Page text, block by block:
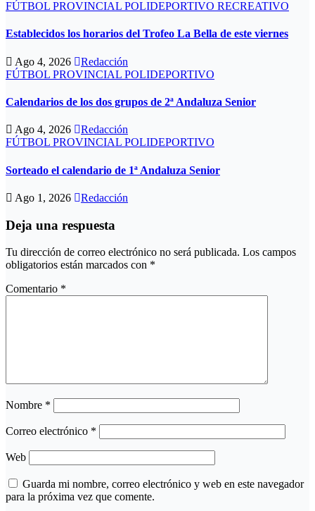
FÚTBOL PROVINCIAL POLIDEPORTIVO RECREATIVO
Establecidos los horarios del Trofeo La Bella de este viernes
Ago 4, 2026
Redacción
FÚTBOL PROVINCIAL POLIDEPORTIVO
Calendarios de los dos grupos de 2ª Andaluza Senior
Ago 4, 2026
Redacción
FÚTBOL PROVINCIAL POLIDEPORTIVO
Sorteado el calendario de 1ª Andaluza Senior
Ago 1, 2026 Redacción
Deja una respuesta
Tu dirección de correo electrónico no será publicada. Los campos
obligatorios están marcados con *
Comentario *
Nombre *
Correo electrónico *
Web
Guarda mi nombre, correo electrónico y web en este navegador
para la próxima vez que comente.